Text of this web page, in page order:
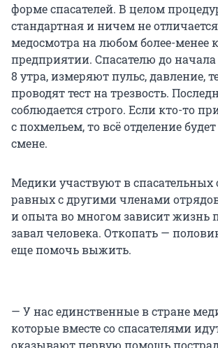
форме спасателей. В целом
стандартная и ничем не
медосмотра на любом более-менее
предприятии. Спасателю до начала
8 утра, измеряют пульс, давление,
проводят тест на трезвость.
соблюдается строго. Если кто-то
с похмельем, то всё отделение
смене.
Медики участвуют в спасательных
равных с другими членами
и опыта во многом зависит жизнь
завал человека. Откопать —
еще помочь выжить.
— У нас единственные в стране
которые вместе со спасателями
оказывают первую помощь